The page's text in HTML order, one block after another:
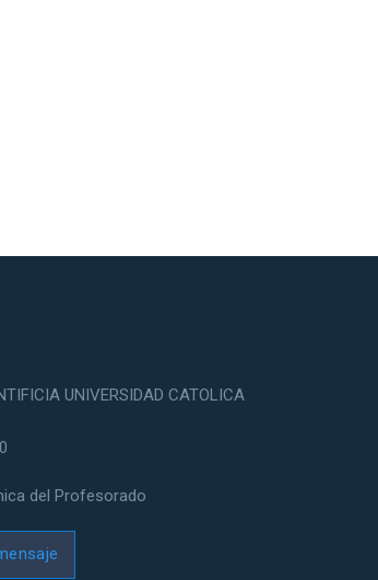
UNIVERSIDAD CATOLICA
del Profesorado